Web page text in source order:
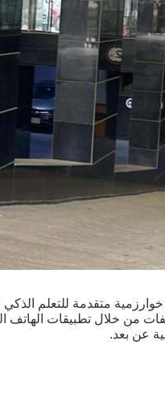
خوارزمية متقدمة للتعلم
من خلال تطبيقات الهاتف
عن بعد.